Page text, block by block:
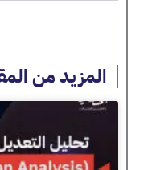
المزيد من